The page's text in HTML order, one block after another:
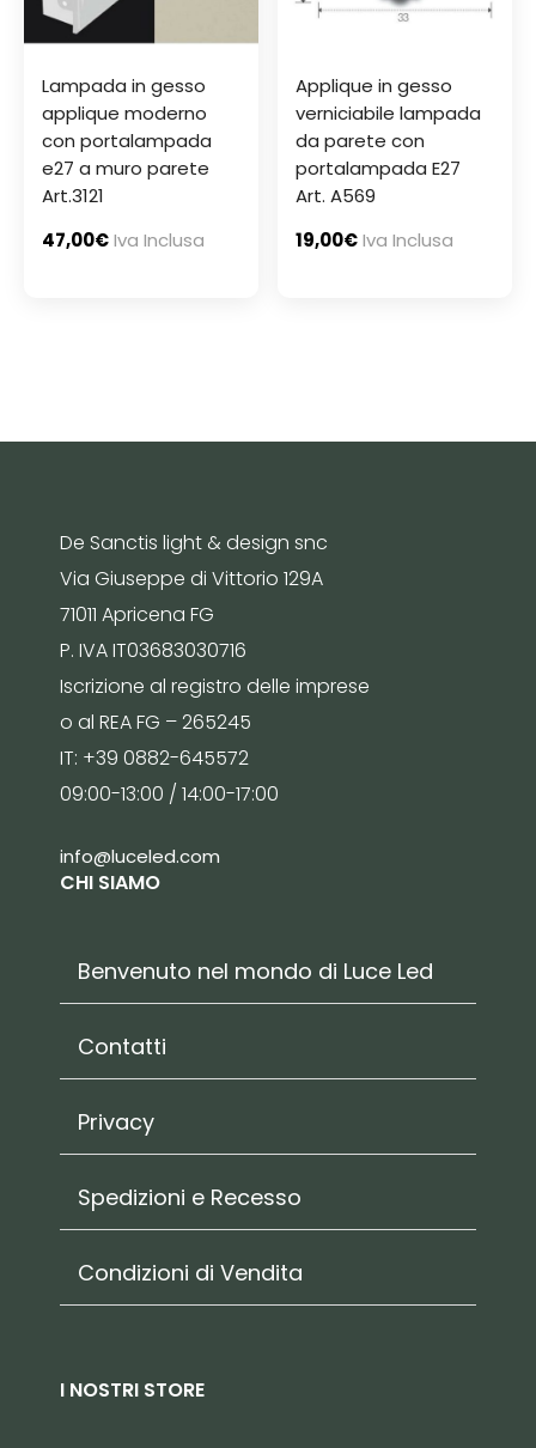
Lampada in gesso
applique moderno
con portalampada
e27 a muro parete
Art.3121
47,00€Iva Inclusa
Applique in gesso
verniciabile lampada
da parete con
portalampada E27
Art. A569
19,00€Iva Inclusa
De Sanctis light & design snc
Via Giuseppe di Vittorio 129A
71011 Apricena FG
P. IVA IT03683030716
Iscrizione al registro delle imprese
o al REA FG – 265245
IT: +39 0882-645572
09:00-13:00 / 14:00-17:00
info@luceled.com
CHI SIAMO
Benvenuto nel mondo di Luce Led
Contatti
Privacy
Spedizioni e Recesso
Condizioni di Vendita
I NOSTRI STORE